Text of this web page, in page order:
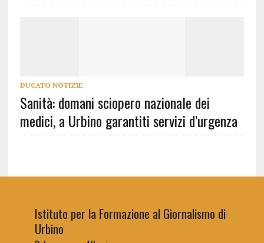
DUCATO NOTIZIE
Sanità: domani sciopero nazionale dei
medici, a Urbino garantiti servizi d’urgenza
Istituto per la Formazione al Giornalismo di
Urbino